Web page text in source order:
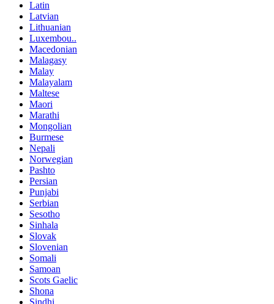
Latin
Latvian
Lithuanian
Luxembou..
Macedonian
Malagasy
Malay
Malayalam
Maltese
Maori
Marathi
Mongolian
Burmese
Nepali
Norwegian
Pashto
Persian
Punjabi
Serbian
Sesotho
Sinhala
Slovak
Slovenian
Somali
Samoan
Scots Gaelic
Shona